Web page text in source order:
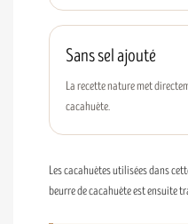
Sans sel ajouté
La recette nature met
cacahuète.
Les cacahuètes utilisées dans
beurre de cacahuète est ensuite